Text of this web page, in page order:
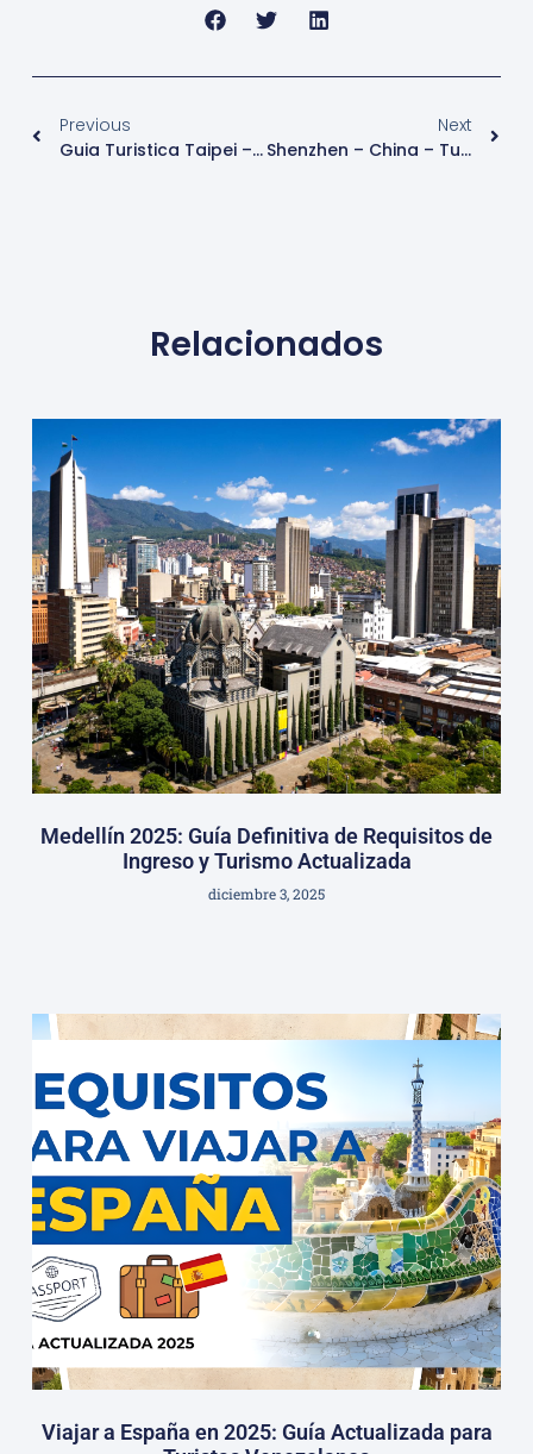
Previous
Guia Turistica Taipei – Taiwan
Next
Shenzhen – China – Turismo
Relacionados
Medellín 2025: Guía Definitiva de Requisitos de
Ingreso y Turismo Actualizada
diciembre 3, 2025
Viajar a España en 2025: Guía Actualizada para